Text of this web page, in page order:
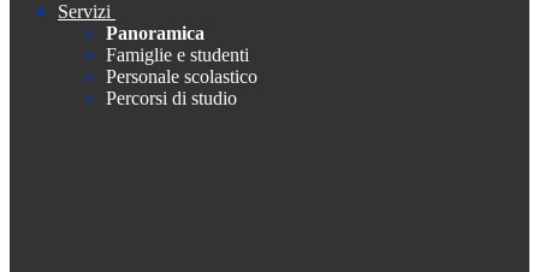
Servizi
Panoramica
Famiglie e studenti
Personale scolastico
Percorsi di studio